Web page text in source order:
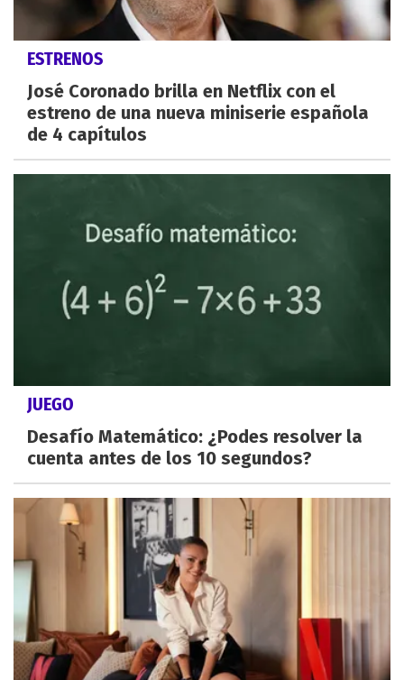
ESTRENOS
José Coronado brilla en Netflix con el
estreno de una nueva miniserie española
de 4 capítulos
JUEGO
Desafío Matemático: ¿Podes resolver la
cuenta antes de los 10 segundos?